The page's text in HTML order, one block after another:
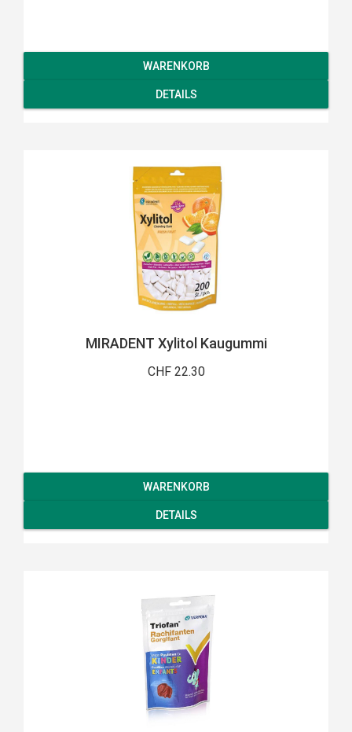
WARENKORB
DETAILS
MIRADENT Xylitol Kaugummi
CHF 22.30
WARENKORB
DETAILS